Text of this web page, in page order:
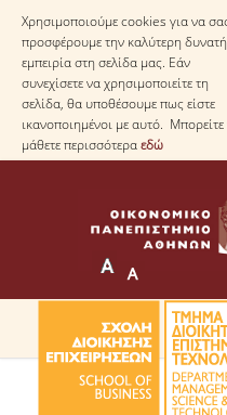
Χρησιμοποιούμε cookies για να
προσφέρουμε την καλύτερη δυνατή
εμπειρία στη σελίδα μας. Εάν
συνεχίσετε να χρησιμοποιείτε τη
σελίδα, θα υποθέσουμε πως είστε
ικανοποιημένοι με αυτό.
μάθετε περισσότεραεδώ